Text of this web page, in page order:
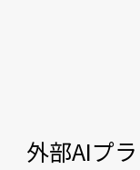
外部AIプ